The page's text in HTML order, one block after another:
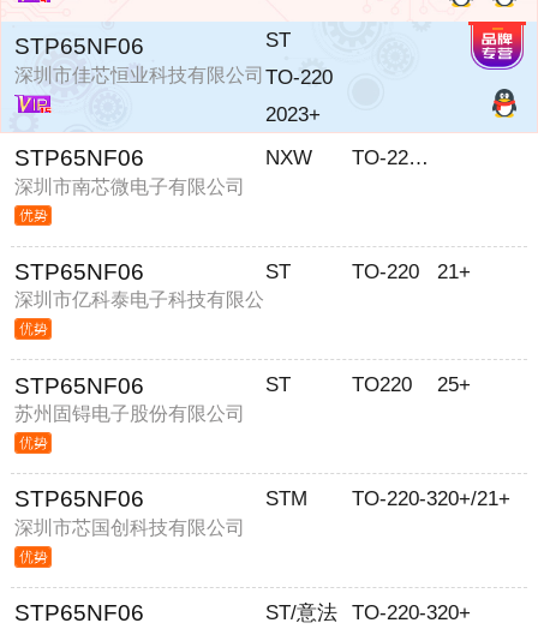
STP65NF06
深圳市佳芯恒业科技有限公司
ST
TO-220
2023+
STP65NF06
深圳市南芯微电子有限公司
NXW TO-220ST
STP65NF06
深圳市亿科泰电子科技有限公
司
ST TO-220 21+
STP65NF06
苏州固锝电子股份有限公司
ST TO220 25+
STP65NF06
深圳市芯国创科技有限公司
STM TO-220-320+/21+
STP65NF06 ST/意法 TO-220-320+